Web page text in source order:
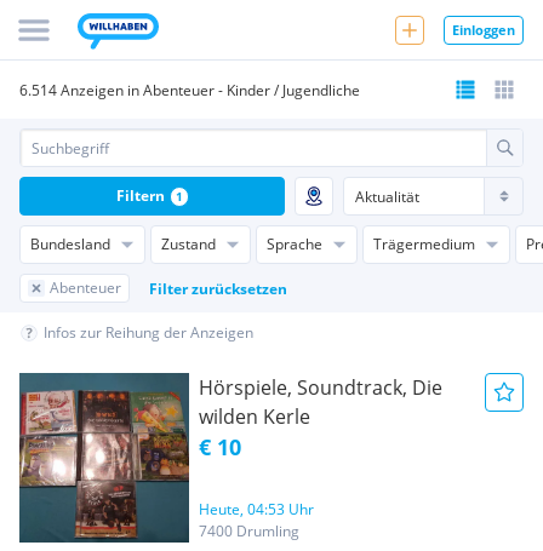
Einloggen
6.514 Anzeigen in Abenteuer - Kinder / Jugendliche
Bundesland Zustand Sprache Trägermedium
Abenteuer Filter zurücksetzen
Filtern 1
Infos zur Reihung der Anzeigen
Hörspiele, Soundtrack, Die
wilden Kerle
€ 10
Heute, 04:53 Uhr
7400 Drumling